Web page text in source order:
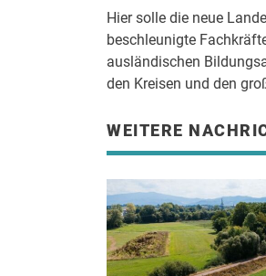
Hier solle die neue
beschleunigte
ausländischen
den Kreisen und den
WEITERE